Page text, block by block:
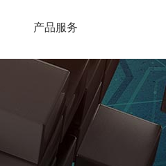
产品服务